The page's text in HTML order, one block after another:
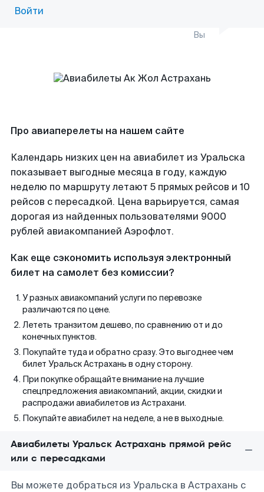
Войти
Вы
Про авиаперелеты на нашем сайте
Календарь низких цен на авиабилет из Уральска
показывает выгодные месяца в году, каждую
неделю по маршруту летают 5 прямых рейсов и 10
рейсов с пересадкой. Цена варьируется, самая
дорогая из найденных пользователями 9000
рублей авиакомпанией Аэрофлот.
Как еще сэкономить используя электронный
билет на самолет без комиссии?
У разных авиакомпаний услуги по перевозке
различаются по цене.
Лететь транзитом дешево, по сравнению от и до
конечных пунктов.
Покупайте туда и обратно сразу. Это выгоднее чем
билет Уральск Астрахань в одну сторону.
При покупке обращайте внимание на лучшие
спецпредложения авиакомпаний, акции, скидки и
распродажи авиабилетов из Астрахани.
Покупайте авиабилет на неделе, а не в выходные.
Авиабилеты Уральск Астрахань прямой рейс
или с пересадками
Вы можете добраться из Уральска в Астрахань с